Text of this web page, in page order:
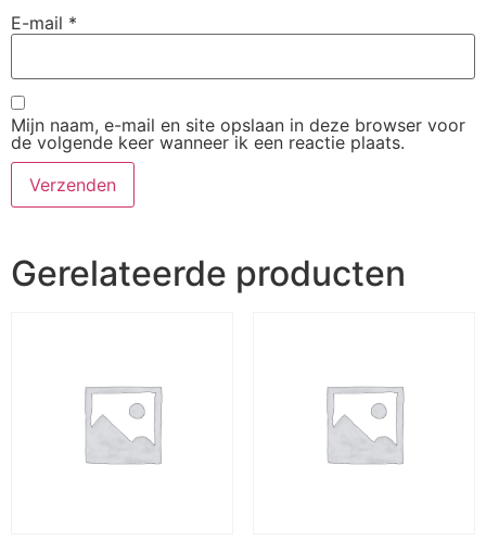
E-mail *
Mijn naam, e-mail en site opslaan in deze browser voor
de volgende keer wanneer ik een reactie plaats.
Gerelateerde producten